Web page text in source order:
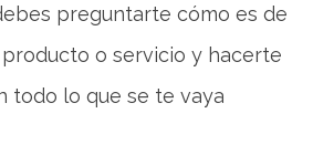
preguntarte cómo es de
o servicio y hacerte
todo lo que se te vaya